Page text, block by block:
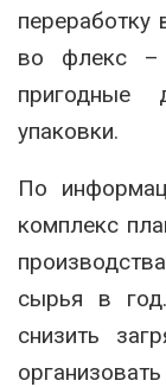
переработку
во флекс –
пригодные
упаковки.
По
комплекс
сырья в
снизить